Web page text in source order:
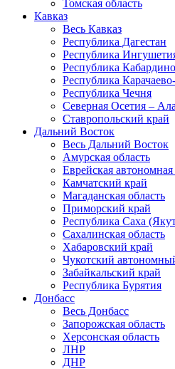
Томская область
Кавказ
Весь Кавказ
Республика Дагестан
Республика
Республика
Республика
Республика Чечня
Северная Осетия –
Ставропольский край
Дальний Восток
Весь Дальний Восток
Амурская область
Еврейская автономная
Камчатский край
Магаданская область
Приморский край
Республика Саха
Сахалинская область
Хабаровский край
Чукотский
Забайкальский край
Республика Бурятия
Донбасс
Весь Донбасс
Запорожская область
Херсонская область
ЛНР
ДНР